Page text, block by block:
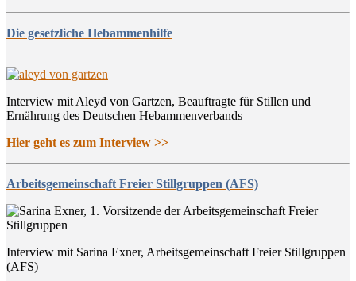
Die gesetzliche Hebammenhilfe
Interview mit Aleyd von Gartzen, Beauftragte für Stillen und
Ernährung des Deutschen Hebammenverbands
Hier geht es zum Interview >>
Arbeitsgemeinschaft Freier Stillgruppen (AFS)
Interview mit Sarina Exner, Arbeitsgemeinschaft Freier Stillgruppen
(AFS)